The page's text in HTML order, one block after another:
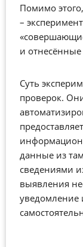
Помимо
–
и отнесённые
Суть
проверок.
данные из
сведениями
выявления
уведомление